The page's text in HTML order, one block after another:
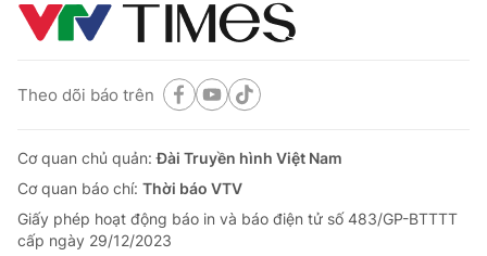
Photo Infographic
Video Shorts video
VTV Money VTV Thể thao
VTV Sức khoẻ Bất động sản
Theo dõi báo trên
Cơ quan chủ quản:Đài Truyền hình Việt Nam
Cơ quan báo chí: Thời báo VTV
Giấy phép hoạt động báo in và báo điện tử số 483/GP-BTTTT
cấp ngày 29/12/2023